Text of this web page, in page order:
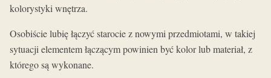
kolorystyki wnętrza.
Osobiście lubię łączyć starocie z nowymi przedmiotami, w takiej
sytuacji elementem łączącym powinien być kolor lub materiał, z
którego są wykonane.